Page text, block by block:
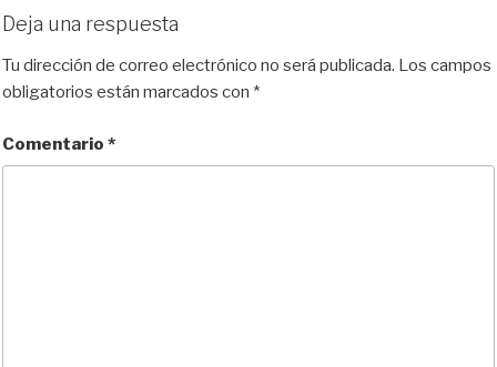
s
k
y
o
d
o
b
o
o
d
i
t
r
t
Deja una respuesta
Tu dirección de correo electrónico no será publicada. Los campos
obligatorios están marcados con *
Comentario *